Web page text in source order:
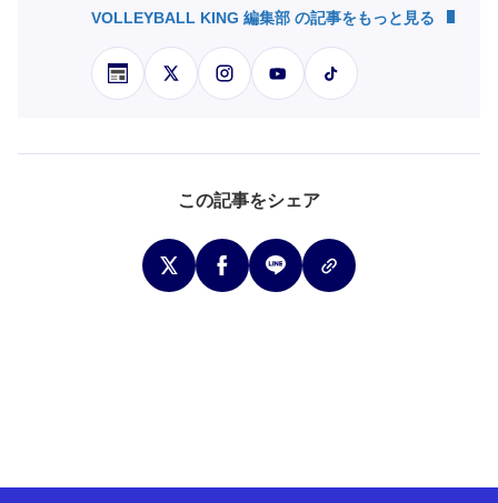
VOLLEYBALL KING 編集部 の記事をもっと見る
この記事をシェア